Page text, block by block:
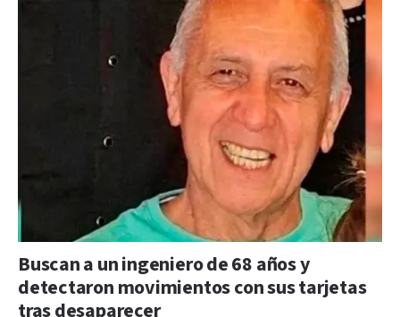
Buscan a un ingeniero de 68 años y
detectaron movimientos con sus tarjetas
tras desaparecer